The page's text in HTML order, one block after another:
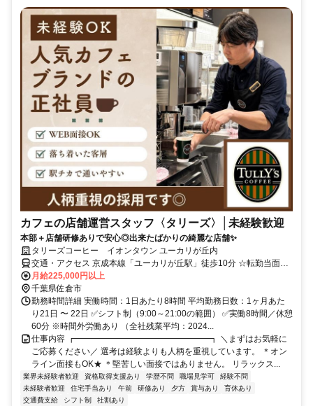
カフェの店舗運営スタッフ〈タリーズ〉│未経験歓迎
本部＋店舗研修ありで安心◎出来たばかりの綺麗な店舗✨
タリーズコーヒー イオンタウン ユーカリが丘内
交通・アクセス 京成本線「ユーカリが丘駅」徒歩10分 ☆転勤当面な
し（2号店以上を出店した場合配属替えの可能性あり）
月給225,000円以上
千葉県佐倉市
勤務時間詳細 実働時間：1日あたり8時間 平均勤務日数：1ヶ月あた
り21日 〜 22日 ✅シフト制（9:00～21:00の範囲） ✅実働8時間／休憩
60分 ※時間外労働あり （全社残業平均：2024...
仕事内容 ┏━━━━━━━━━━━━━━━━┓ ＼まずはお気軽に
ご応募ください／ 選考は経験よりも人柄を重視しています。 ＊オン
ライン面接もOK★ ＊堅苦しい面接ではありません。 リラックス...
業界未経験者歓迎 資格取得支援あり 学歴不問 職場見学可
経験不問
未経験者歓迎
住宅手当あり 午前 研修あり 夕方 賞与あり
育休あり
交通費支給
シフト制 社割あり